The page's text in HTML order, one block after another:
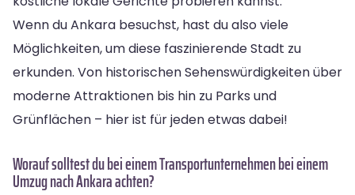
Wenn du Ankara besuchst, hast du also viele
Möglichkeiten, um diese faszinierende Stadt zu
erkunden. Von historischen Sehenswürdigkeiten über
moderne Attraktionen bis hin zu Parks und
Grünflächen – hier ist für jeden etwas dabei!
Worauf solltest du bei einem Transportunternehmen bei einem
Umzug nach Ankara achten?